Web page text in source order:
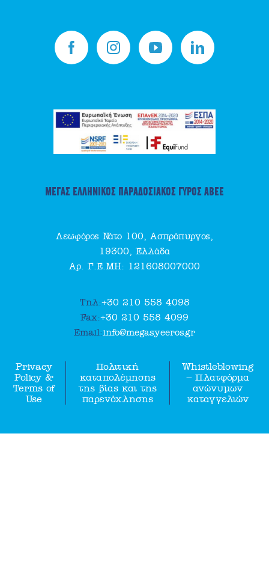
ΜΕΓΑΣ ΕΛΛΗΝΙΚΟΣ ΠΑΡΑΔΟΣΙΑΚΟΣ ΓΥΡΟΣ ΑΒΕΕ
Λεωφόρος Νάτο 100, Ασπρόπυργος,
19300, Ελλάδα
Αρ. Γ.Ε.ΜΗ: 121608007000
Τηλ:+30 210 558 4098
Fax:+30 210 558 4099
Email:info@megasyeeros.gr
Privacy
Policy &
Terms of
Use
Πολιτική
καταπολέμησης
της βίας και της
παρενόχλησης
Whistleblowing
– Πλατφόρμα
ανώνυμων
καταγγελιών